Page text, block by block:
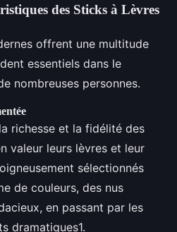
des Sticks à Lèvres
offrent une multitude
essentiels dans le
nombreuses personnes.
richesse et la fidélité des
valeur leurs lèvres et leur
sélectionnés
de couleurs, des nus
en passant par les
dramatiques1.